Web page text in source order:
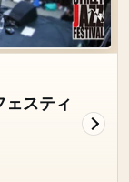
スティ